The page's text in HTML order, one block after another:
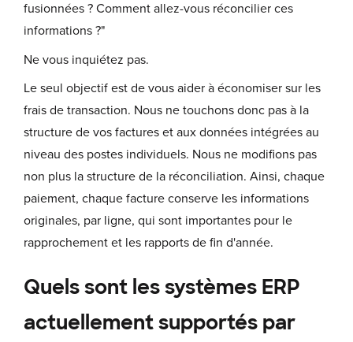
fusionnées ? Comment allez-vous réconcilier ces
informations ?"
Ne vous inquiétez pas.
Le seul objectif est de vous aider à économiser sur les
frais de transaction. Nous ne touchons donc pas à la
structure de vos factures et aux données intégrées au
niveau des postes individuels. Nous ne modifions pas
non plus la structure de la réconciliation. Ainsi, chaque
paiement, chaque facture conserve les informations
originales, par ligne, qui sont importantes pour le
rapprochement et les rapports de fin d'année.
Quels sont les systèmes ERP
actuellement supportés par